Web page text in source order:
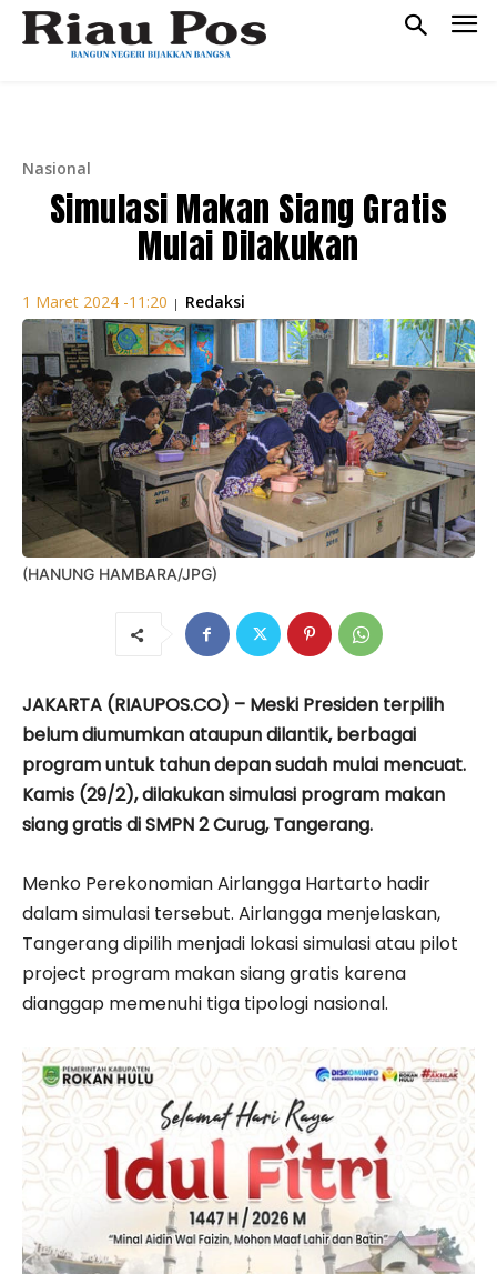
Nasional
Simulasi Makan Siang Gratis
Mulai Dilakukan
1 Maret 2024 -11:20 | Redaksi
(HANUNG HAMBARA/JPG)
JAKARTA (RIAUPOS.CO) – Meski Presiden terpilih
belum diumumkan ataupun dilantik, berbagai
program untuk tahun depan sudah mulai mencuat.
Kamis (29/2), dilakukan simulasi program makan
siang gratis di SMPN 2 Curug, Tangerang.
Menko Perekonomian Airlangga Hartarto hadir
dalam simulasi tersebut. Airlangga menjelaskan,
Tangerang dipilih menjadi lokasi simulasi atau pilot
project program makan siang gratis karena
dianggap memenuhi tiga tipologi nasional.